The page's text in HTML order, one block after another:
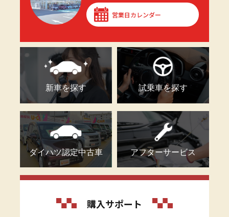
営業日カレンダー
新車を探す 試乗車を探す
ダイハツ認定中古車 アフターサービス
購入サポート